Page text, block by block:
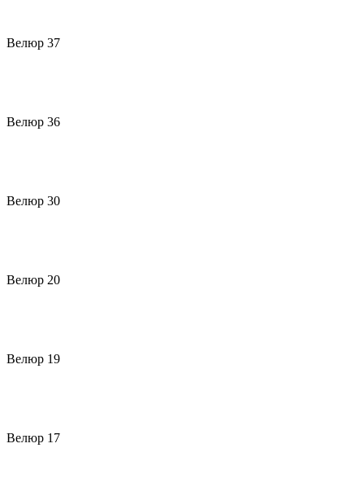
Велюр 37
Велюр 36
Велюр 30
Велюр 20
Велюр 19
Велюр 17